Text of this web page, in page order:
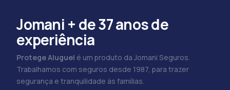
Jomani + de 37 anos de
experiência
Protege Aluguel é um produto da Jomani Seguros.
Trabalhamos com seguros desde 1987, para trazer
segurança e tranquilidade às famílias.